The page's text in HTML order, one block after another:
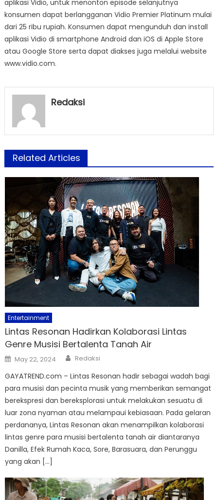
aplikasi Vidio, untuk menonton episode selanjutnya
konsumen dapat berlangganan Vidio Premier Platinum mulai
dari 25 ribu rupiah. Konsumen dapat mengunduh dan install
aplikasi Vidio di smartphone Android dan iOS di Apple Store
atau Google Store serta dapat diakses juga melalui website
www.vidio.com.
Redaksi
Related Articles
Entertainment
Lintas Resonan Hadirkan Kolaborasi Lintas
Genre Musisi Bertalenta Tanah Air
Posted
on
May 22, 2024 Author
Redaksi
GAYATREND.com – Lintas Resonan hadir sebagai wadah bagi
para musisi dan pecinta musik yang memberikan semangat
berekspresi dan bereksplorasi untuk melakukan sesuatu di
luar zona nyaman atau melampaui kebiasaan. Pada gelaran
perdananya, Lintas Resonan akan menampilkan kolaborasi
lintas genre para musisi bertalenta tanah air diantaranya
Danilla, Efek Rumah Kaca, Sore, Barasuara, dan Perunggu
yang akan […]